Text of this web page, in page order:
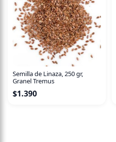
Semilla de Linaza, 250 gr,
Granel Tremus
$1.390